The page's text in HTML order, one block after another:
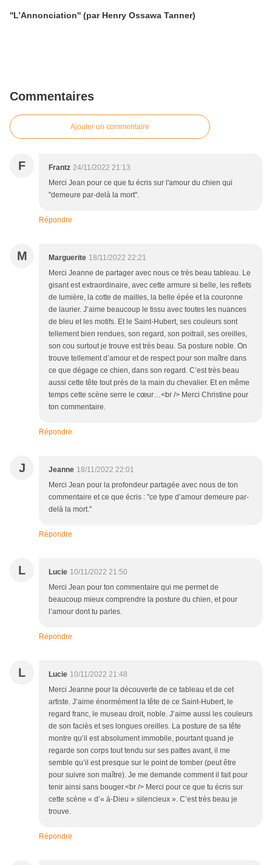
''L’Annonciation'' (par Henry Ossawa Tanner)
Commentaires
Ajouter un commentaire
F Frantz 24/11/2022 21:13
Merci Jean pour ce que tu écris sur l'amour du chien qui
"demeure par-delà la mort".
Répondre
M Marguerite 18/11/2022 22:21
Merci Jeanne de partager avec nous ce très beau tableau. Le
gisant est extraordinaire, avec cette armure si belle, les reflets
de lumière, la cotte de mailles, la belle épée et la couronne
de laurier. J’aime beaucoup le tissu avec toutes les nuances
de bleu et les motifs. Et le Saint-Hubert, ses couleurs sont
tellement bien rendues, son regard, son poitrail, ses oreilles,
son cou surtout je trouve est très beau. Sa posture noble. On
trouve tellement d’amour et de respect pour son maître dans
ce que dégage ce chien, dans son regard. C’est très beau
aussi cette tête tout près de la main du chevalier. Et en même
temps cette scène serre le cœur…<br /> Merci Christine pour
ton commentaire.
Répondre
J Jeanne 18/11/2022 22:01
Merci Jean pour la profondeur partagée avec nous de ton
commentaire et ce que écris : "ce type d’amour demeure par-
delà la mort."
Répondre
L Lucie 10/11/2022 21:50
Merci Jean pour ton commentaire qui me permet de
beaucoup mieux comprendre la posture du chien, et pour
l’amour dont tu parles.
Répondre
L Lucie 10/11/2022 21:48
Merci Jeanne pour la découverte de ce tableau et de cet
artiste. J’aime énormément la tête de ce Saint-Hubert, le
regard franc, le museau droit, noble. J’aime aussi les couleurs
de son faciès et ses longues oreilles. La posture de sa tête
montre qu’il est absolument immobile, pourtant quand je
regarde son corps tout tendu sur ses pattes avant, il me
semble qu’il est presque sur le point de tomber (peut être
pour suivre son maître). Je me demande comment il fait pour
tenir ainsi sans bouger.<br /> Merci pour ce que tu écris sur
cette scène « d’« à-Dieu » silencieux ». C’est très beau je
trouve.
Répondre